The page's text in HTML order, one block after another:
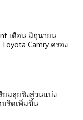
เดือน มิถุนายน
Camry ครอง
ยมลุยชิงส่วนแบ่ง
ริดเพิ่มขึ้น